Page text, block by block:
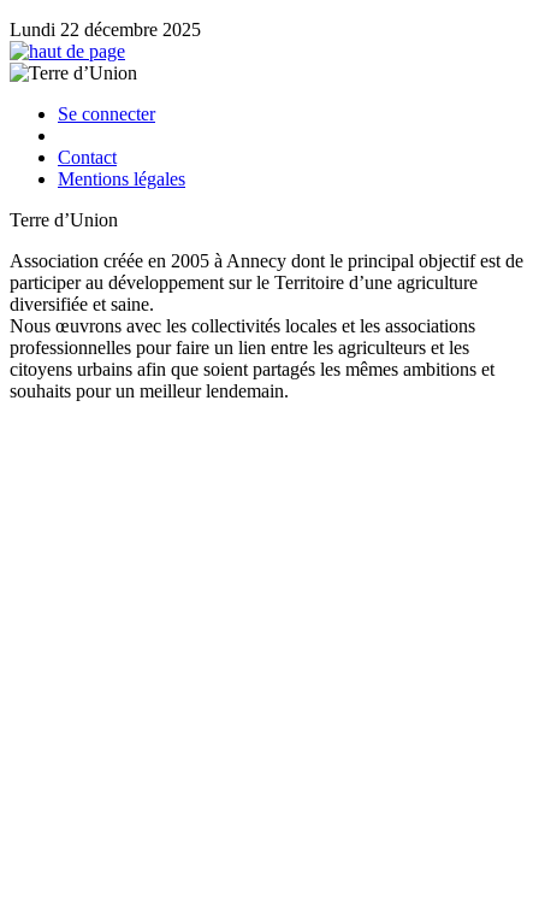
Lundi 22 décembre 2025
Se connecter
Contact
Mentions légales
Terre d’Union
Association créée en 2005 à Annecy dont le principal objectif est de
participer au développement sur le Territoire d’une agriculture
diversifiée et saine.
Nous œuvrons avec les collectivités locales et les associations
professionnelles pour faire un lien entre les agriculteurs et les
citoyens urbains afin que soient partagés les mêmes ambitions et
souhaits pour un meilleur lendemain.